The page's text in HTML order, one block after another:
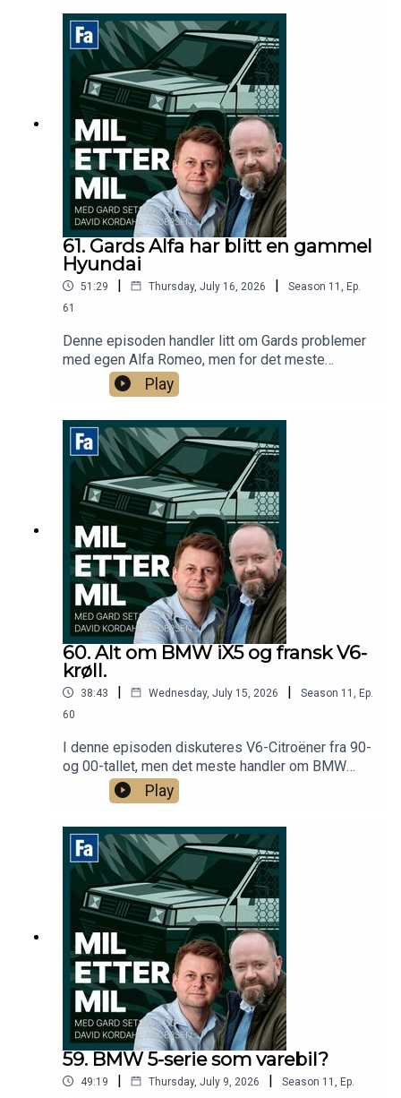
og hvilke biler som må være med.
61. Gards Alfa har blitt en gammel
Hyundai
51:29 | Thursday, July 16, 2026 | Season 11
Ep.
61
Denne episoden handler litt om Gards problemer
med egen Alfa Romeo, men for det meste
snakkes det om feriebiler for to til 150 000
Play
60. Alt om BMW iX5 og fransk V6-
krøll.
38:43 | Wednesday, July 15, 2026 | Season 11
Ep.
60
I denne episoden diskuteres V6-Citroëner fra 90-
og 00-tallet, men det meste handler om BMW
Play
59. BMW 5-serie som varebil?
49:19 | Thursday, July 9, 2026 | Season 11 , Ep.